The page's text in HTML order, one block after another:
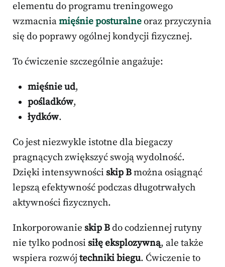
elementu do programu treningowego
wzmacniamięśnie posturalneoraz przyczynia
się do poprawy ogólnej kondycji fizycznej.
To ćwiczenie szczególnie angażuje:
mięśnie ud,
pośladków,
łydków.
Co jest niezwykle istotne dla biegaczy
pragnących zwiększyć swoją wydolność.
Dzięki intensywności skip Bmożna osiągnąć
lepszą efektywność podczas długotrwałych
aktywności fizycznych.
Inkorporowanie skip Bdo codziennej rutyny
nie tylko podnosi siłę eksplozywną, ale także
wspiera rozwójtechniki biegu. Ćwiczenie to